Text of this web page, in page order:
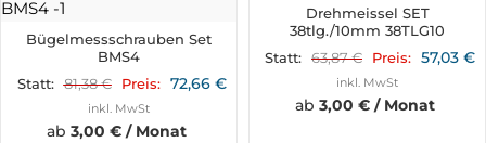
Bügelmessschrauben Set
BMS4
Statt: 81,38€ Preis: 72,66 €
inkl. MwSt
ab 3,00 € / Monat
Drehmeissel SET
38tlg./10mm 38TLG10
Statt: 63,87€ Preis: 57,03 €
inkl. MwSt
ab 3,00 € / Monat